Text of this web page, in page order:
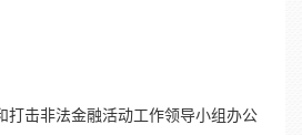
打击非法金融活动工作领导小组办公